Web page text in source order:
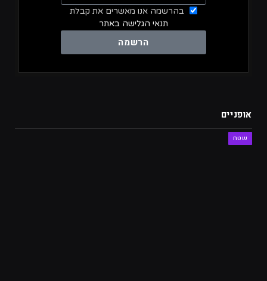
בהרשמה אנו מאשרים את קבלת
תנאי הגלישה באתר
הרשמה
אופניים
שטח